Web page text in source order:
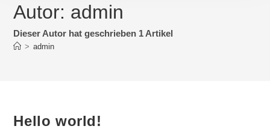
Autor: admin
Dieser Autor hat geschrieben 1 Artikel
> admin
Hello world!